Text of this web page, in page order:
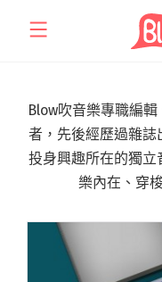
Blow吹音樂專職編
者，先後經歷過雜
投身興趣所在的獨
樂內在、穿